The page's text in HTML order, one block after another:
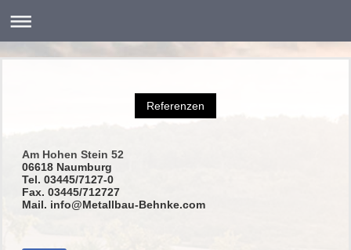
Referenzen
Am Hohen Stein 52
06618 Naumburg
Tel. 03445/7127-0
Fax. 03445/712727
Mail. info@Metallbau-Behnke.com